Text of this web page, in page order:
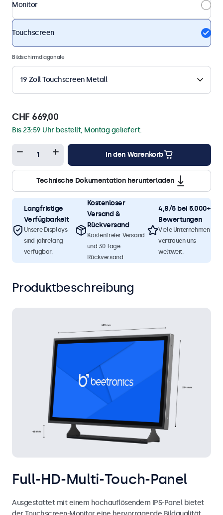
Monitor
Touchscreen
Bildschirmdiagonale
19 Zoll Touchscreen Metall
CHF 669,00
Bis 23:59 Uhr bestellt, Montag geliefert.
In den Warenkorb
Technische Dokumentation herunterladen
Langfristige
Verfügbarkeit
Unsere Displays
sind jahrelang
verfügbar.
Kostenloser
Versand &
Rückversand
Kostenfreier Versand
und 30 Tage
Rückversand.
4,8/5 bei 5.000+
Bewertungen
Viele Unternehmen
vertrauen uns
weltweit.
Produktbeschreibung
Full-HD-Multi-Touch-Panel
Ausgestattet mit einem hochauflösendem IPS-Panel bietet